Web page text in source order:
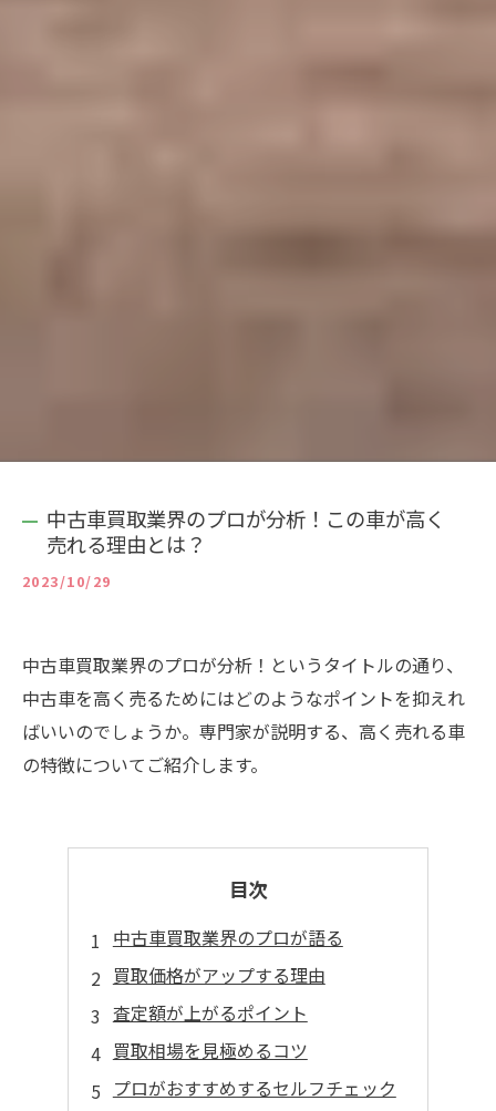
中古車買取業界のプロが分析！この車が高く
売れる理由とは？
2023/10/29
中古車買取業界のプロが分析！というタイトルの通り、
中古車を高く売るためにはどのようなポイントを抑えれ
ばいいのでしょうか。専門家が説明する、高く売れる車
の特徴についてご紹介します。
目次
中古車買取業界のプロが語る
買取価格がアップする理由
査定額が上がるポイント
買取相場を見極めるコツ
プロがおすすめするセルフチェック